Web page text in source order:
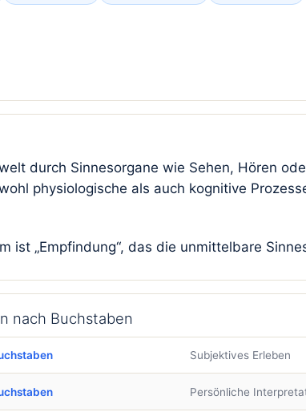
durch Sinnesorgane wie Sehen, Hören
physiologische als auch kognitive
ist „Empfindung“, das die unmittelbare
nach Buchstaben
Subjektives Erleben
Persönliche